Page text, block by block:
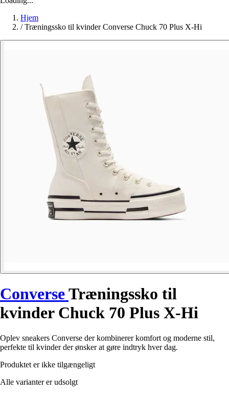
Hjem
/ Træningssko til kvinder Converse Chuck 70 Plus X-Hi
ConverseTræningssko til
kvinder Chuck 70 Plus X-Hi
Oplev sneakers Converse der kombinerer komfort og moderne stil,
perfekte til kvinder der ønsker at gøre indtryk hver dag.
Produktet er ikke tilgængeligt
Alle varianter er udsolgt